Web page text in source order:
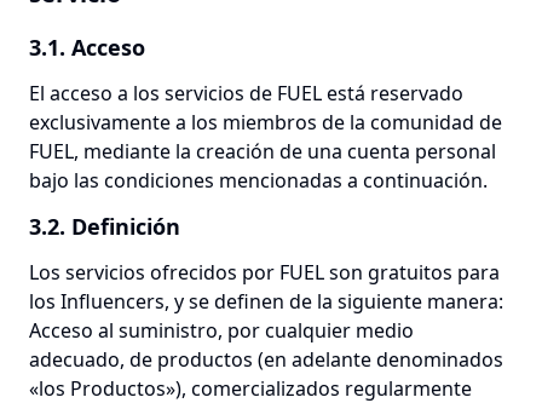
3.1. Acceso
El acceso a los servicios de FUEL está reservado
exclusivamente a los miembros de la comunidad de
FUEL, mediante la creación de una cuenta personal
bajo las condiciones mencionadas a continuación.
3.2. Definición
Los servicios ofrecidos por FUEL son gratuitos para
los Influencers, y se definen de la siguiente manera:
Acceso al suministro, por cualquier medio
adecuado, de productos (en adelante denominados
«los Productos»), comercializados regularmente